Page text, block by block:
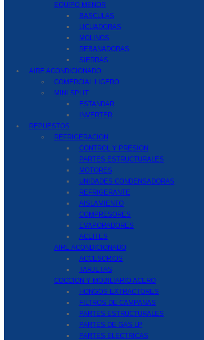
EQUIPO MENOR
BASCULAS
LICUADORAS
MOLINOS
REBANADORAS
SIERRAS
AIRE ACONDICIONADO
COMERCIAL LIGERO
MINI SPLIT
ESTANDAR
INVERTER
REPUESTOS
REFRIGERACION
CONTROL Y PRESION
PARTES ESTRUCTURALES
MOTORES
UNIDADES CONDENSADORAS
REFRIGERANTE
AISLAMIENTO
COMPRESORES
EVAPORADORES
ACEITES
AIRE ACONDICIONADO
ACCESORIOS
TARJETAS
COCCION Y MOBILIARIO ACERO
HONGOS EXTRACTORES
FILTROS DE CAMPANAS
PARTES ESTRUCTURALES
PARTES DE GAS LP
PARTES ELECTRICAS